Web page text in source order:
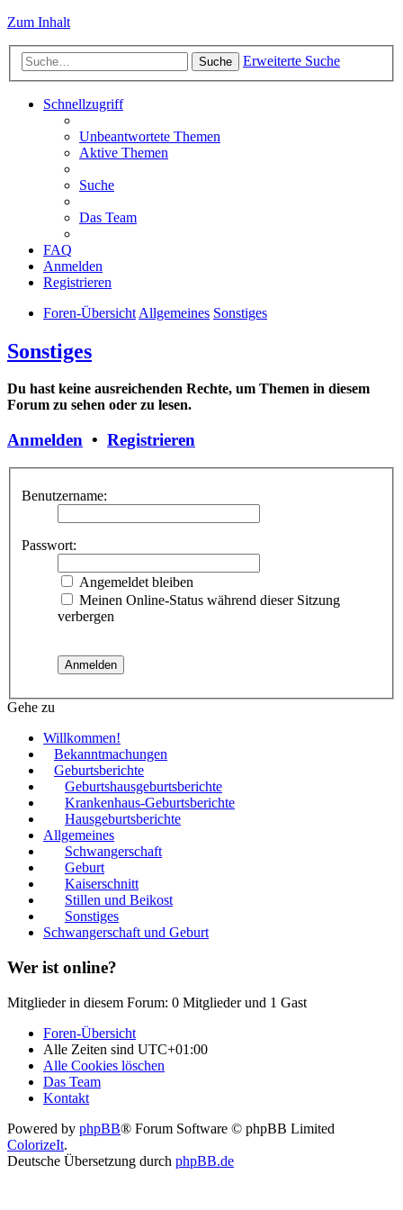
Zum Inhalt
Suche Erweiterte Suche
Schnellzugriff
Unbeantwortete Themen
Aktive Themen
Suche
Das Team
FAQ
Anmelden
Registrieren
Foren-Übersicht Allgemeines Sonstiges
Sonstiges
Du hast keine ausreichenden Rechte, um Themen in diesem
Forum zu sehen oder zu lesen.
Anmelden • Registrieren
Benutzername:
Passwort:
Angemeldet bleiben
Meinen Online-Status während dieser Sitzung
verbergen
Gehe zu
Willkommen!
Bekanntmachungen
Geburtsberichte
Geburtshausgeburtsberichte
Krankenhaus-Geburtsberichte
Hausgeburtsberichte
Allgemeines
Schwangerschaft
Geburt
Kaiserschnitt
Stillen und Beikost
Sonstiges
Schwangerschaft und Geburt
Wer ist online?
Mitglieder in diesem Forum: 0 Mitglieder und 1 Gast
Foren-Übersicht
Alle Zeiten sind UTC+01:00
Alle Cookies löschen
Das Team
Kontakt
Powered by phpBB® Forum Software © phpBB Limited
ColorizeIt.
Deutsche Übersetzung durch phpBB.de